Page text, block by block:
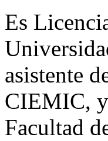
Es
asistente
CIEMIC,
Facultad